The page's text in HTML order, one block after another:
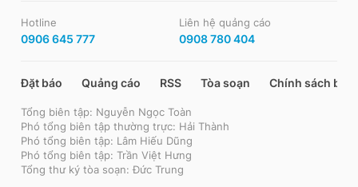
Hotline
0906 645 777
Liên hệ quảng cáo
0908 780 404
Đặt báo Quảng cáo RSS Tòa soạn Chính sách bảo
Tổng biên tập: Nguyễn Ngọc Toàn
Phó tổng biên tập thường trực: Hải Thành
Phó tổng biên tập: Lâm Hiếu Dũng
Phó tổng biên tập: Trần Việt Hưng
Tổng thư ký tòa soạn: Đức Trung